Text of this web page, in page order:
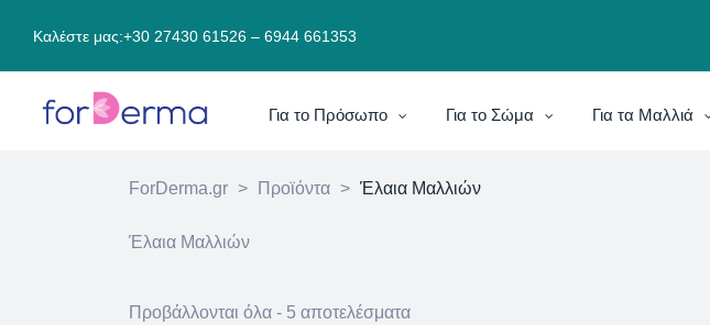
Καλέστε μας:+30 27430 61526 – 6944 661353
Για το Πρόσωπο Για το Σώμα Για τα Μαλλιά
ForDerma.gr > Προϊόντα > Έλαια Μαλλιών
Έλαια Μαλλιών
Προβάλλονται όλα - 5 αποτελέσματα